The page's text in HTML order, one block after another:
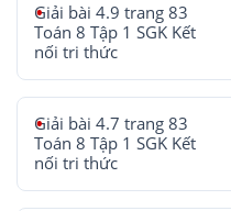
Giải bài 4.9 trang 83
Toán 8 Tập 1 SGK Kết
nối tri thức
Giải bài 4.7 trang 83
Toán 8 Tập 1 SGK Kết
nối tri thức